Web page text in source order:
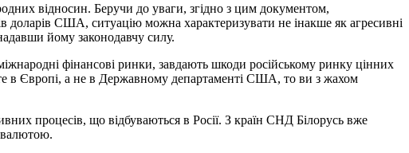
відносин. Беручи до уваги, згідно з цим документом,
доларів США, ситуацію можна характеризувати не інакше як агресивні
йому законодавчу силу.
фінансові ринки, завдають шкоди російському ринку цінних
в Європі, а не в Державному департаменті США, то ви з жахом
процесів, що відбуваються в Росії. З країн СНД Білорусь вже
валютою.